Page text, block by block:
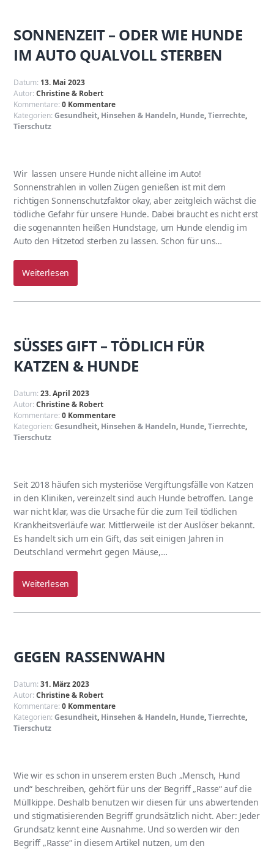
SONNENZEIT – ODER WIE HUNDE
IM AUTO QUALVOLL STERBEN
Datum: 13. Mai 2023
Autor:Christine & Robert
Kommentare:0 Kommentare
Kategorien:Gesundheit, Hinsehen & Handeln, Hunde,Tierrechte,
Tierschutz
Wir lassen unsere Hunde nicht alleine im Auto!
Sonnenstrahlen in vollen Zügen genießen ist mit dem
richtigen Sonnenschutzfaktor okay, aber zeitgleich wächst die
tödliche Gefahr für unsere Hunde. Dabei braucht es nicht erst
die sogenannten heißen Hundstage, um Hunde elendig im
Auto den Hitzetod sterben zu lassen. Schon für uns…
Weiterlesen
SÜSSES GIFT – TÖDLICH FÜR
KATZEN & HUNDE
Datum:23. April 2023
Autor:Christine & Robert
Kommentare:0 Kommentare
Kategorien:Gesundheit, Hinsehen & Handeln, Hunde,Tierrechte,
Tierschutz
Seit 2018 häufen sich mysteriöse Vergiftungsfälle von Katzen
in den Kliniken, vereinzelt sind auch Hunde betroffen. Lange
war nicht klar, was die Ursache für die zum Teil tödlichen
Krankheitsverläufe war. Mittlerweile ist der Auslöser bekannt.
Es handelt sich um ein Gift, das seit einigen Jahren in
Deutschland vermehrt gegen Mäuse,…
Weiterlesen
GEGEN RASSENWAHN
Datum:31. März 2023
Autor:Christine & Robert
Kommentare:0 Kommentare
Kategorien:Gesundheit, Hinsehen & Handeln, Hunde,Tierrechte,
Tierschutz
Wie wir es schon in unserem ersten Buch „Mensch, Hund
und“ beschreiben, gehört für uns der Begriff „Rasse“ auf die
Müllkippe. Deshalb benutzen wir diesen für uns abwertenden
und stigmatisierenden Begriff grundsätzlich nicht. Aber: Jeder
Grundsatz kennt eine Ausnahme. Und so werden wir den
Begriff „Rasse“ in diesem Artikel nutzen, um den